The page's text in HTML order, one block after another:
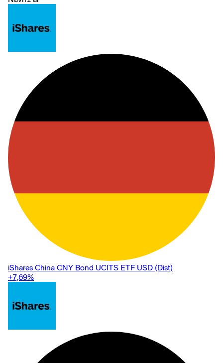
iShares China CNY Bond UCITS ETF USD (Dist)
+7,69%